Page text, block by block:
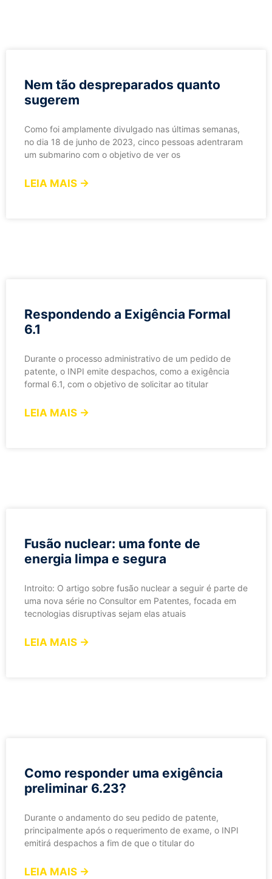
Nem tão despreparados quanto
sugerem
Como foi amplamente divulgado nas últimas semanas,
no dia 18 de junho de 2023, cinco pessoas adentraram
um submarino com o objetivo de ver os
LEIA MAIS →
Respondendo a Exigência Formal
6.1
Durante o processo administrativo de um pedido de
patente, o INPI emite despachos, como a exigência
formal 6.1, com o objetivo de solicitar ao titular
LEIA MAIS →
Fusão nuclear: uma fonte de
energia limpa e segura
Introito: O artigo sobre fusão nuclear a seguir é parte de
uma nova série no Consultor em Patentes, focada em
tecnologias disruptivas sejam elas atuais
LEIA MAIS →
Como responder uma exigência
preliminar 6.23?
Durante o andamento do seu pedido de patente,
principalmente após o requerimento de exame, o INPI
emitirá despachos a fim de que o titular do
LEIA MAIS →